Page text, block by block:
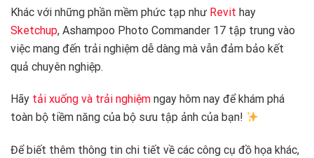
Khác với những phần mềm phức tạp như Revit hay
Sketchup, Ashampoo Photo Commander 17 tập trung vào
việc mang đến trải nghiệm dễ dàng mà vẫn đảm bảo kết
quả chuyên nghiệp.
Hãy tải xuống và trải nghiệm ngay hôm nay để khám phá
toàn bộ tiềm năng của bộ sưu tập ảnh của bạn!
Để biết thêm thông tin chi tiết về các công cụ đồ họa khác,